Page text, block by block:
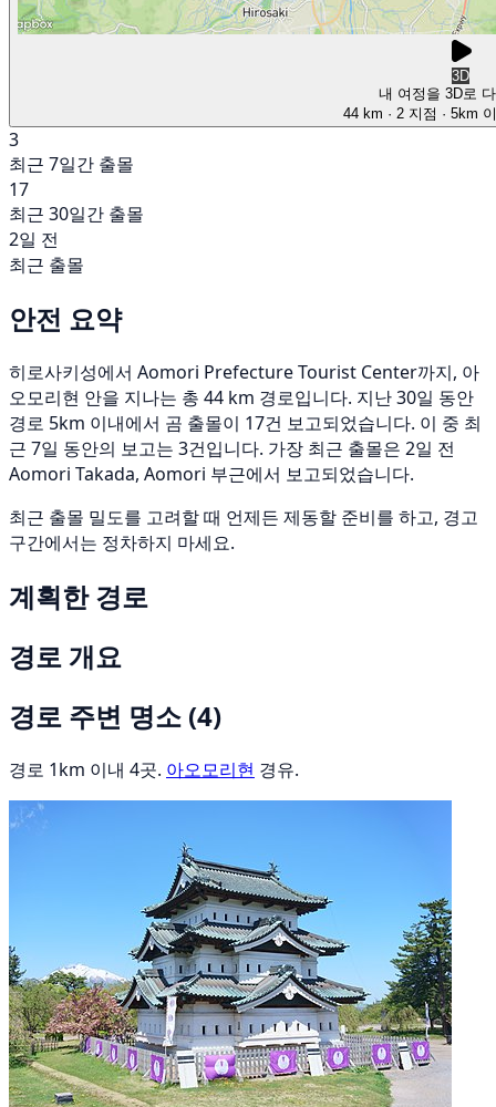
3D
내 여정을 3D로
44 km · 2 지점 · 5km
3
최근 7일간 출몰
17
최근 30일간 출몰
2일 전
최근 출몰
안전 요약
히로사키성에서 Aomori Prefecture Tourist Center까지, 아
오모리현 안을 지나는 총 44 km 경로입니다. 지난 30일 동안
경로 5km 이내에서 곰 출몰이 17건 보고되었습니다. 이 중 최
근 7일 동안의 보고는 3건입니다. 가장 최근 출몰은 2일 전
Aomori Takada, Aomori 부근에서 보고되었습니다.
최근 출몰 밀도를 고려할 때 언제든 제동할 준비를 하고, 경고
구간에서는 정차하지 마세요.
계획한 경로
경로 개요
경로 주변 명소 (4)
경로 1km 이내 4곳. 아오모리현 경유.